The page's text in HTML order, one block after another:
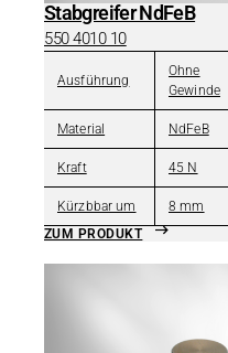
Stabgreifer NdFeB
550 4010 10
Ausführung
Ohne
Gewinde
Material NdFeB
Kraft 45 N
Kürzbbar um
8 mm
ZUM PRODUKT